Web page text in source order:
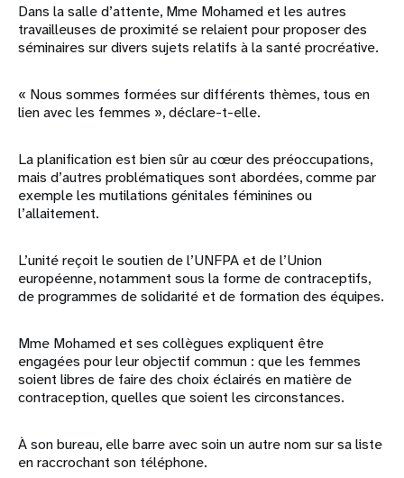
Dans la salle d’attente, Mme Mohamed et les autres
travailleuses de proximité se relaient pour proposer des
séminaires sur divers sujets relatifs à la santé procréative.
« Nous sommes formées sur différents thèmes, tous en
lien avec les femmes », déclare-t-elle.
La planification est bien sûr au cœur des préoccupations,
mais d’autres problématiques sont abordées, comme par
exemple les mutilations génitales féminines ou
l’allaitement.
L’unité reçoit le soutien de l’UNFPA et de l’Union
européenne, notamment sous la forme de contraceptifs,
de programmes de solidarité et de formation des équipes.
Mme Mohamed et ses collègues expliquent être
engagées pour leur objectif commun : que les femmes
soient libres de faire des choix éclairés en matière de
contraception, quelles que soient les circonstances.
À son bureau, elle barre avec soin un autre nom sur sa liste
en raccrochant son téléphone.